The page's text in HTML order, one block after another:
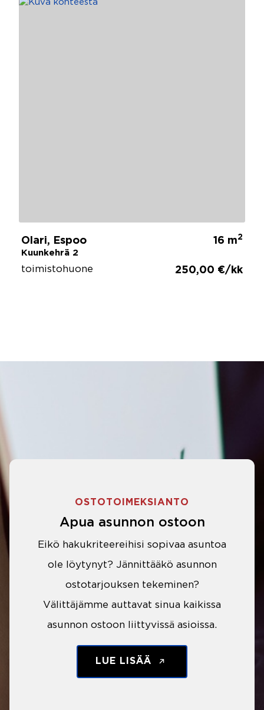
Olari, Espoo
Kuunkehrä 2
16 m2
toimistohuone 250,00 €/kk
OSTOTOIMEKSIANTO
Apua asunnon ostoon
Eikö hakukriteereihisi sopivaa asuntoa
ole löytynyt? Jännittääkö asunnon
ostotarjouksen tekeminen?
Välittäjämme auttavat sinua kaikissa
asunnon ostoon liittyvissä asioissa.
LUE LISÄÄ